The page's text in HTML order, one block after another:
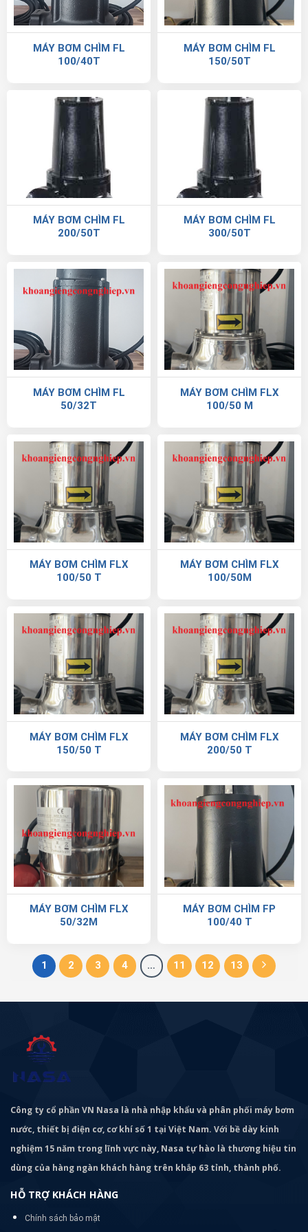
MÁY BƠM CHÌM FL
100/40T
MÁY BƠM CHÌM FL
150/50T
MÁY BƠM CHÌM FL
200/50T
MÁY BƠM CHÌM FL
300/50T
MÁY BƠM CHÌM FL
50/32T
MÁY BƠM CHÌM FLX
100/50 M
MÁY BƠM CHÌM FLX
100/50 T
MÁY BƠM CHÌM FLX
100/50M
MÁY BƠM CHÌM FLX
150/50 T
MÁY BƠM CHÌM FLX
200/50 T
MÁY BƠM CHÌM FLX
50/32M
MÁY BƠM CHÌM FP
100/40 T
1 2 3 4 … 11 12 13
Công ty cổ phần VN Nasa là nhà nhập khẩu và phân phối máy bơm
nước, thiết bị điện cơ, cơ khí số 1 tại Việt Nam. Với bề dày kinh
nghiệm 15 năm trong lĩnh vực này, Nasa tự hào là thương hiệu tin
dùng của hàng ngàn khách hàng trên khắp 63 tỉnh, thành phố.
HỖ TRỢ KHÁCH HÀNG
Chính sách bảo mật